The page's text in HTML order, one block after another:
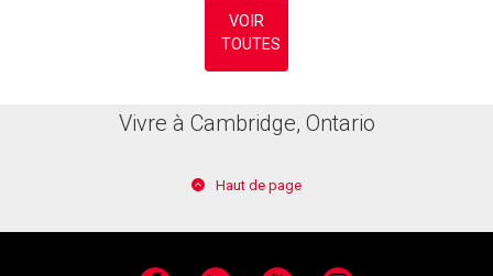
VOIR
TOUTES
Vivre à Cambridge, Ontario
Haut de page